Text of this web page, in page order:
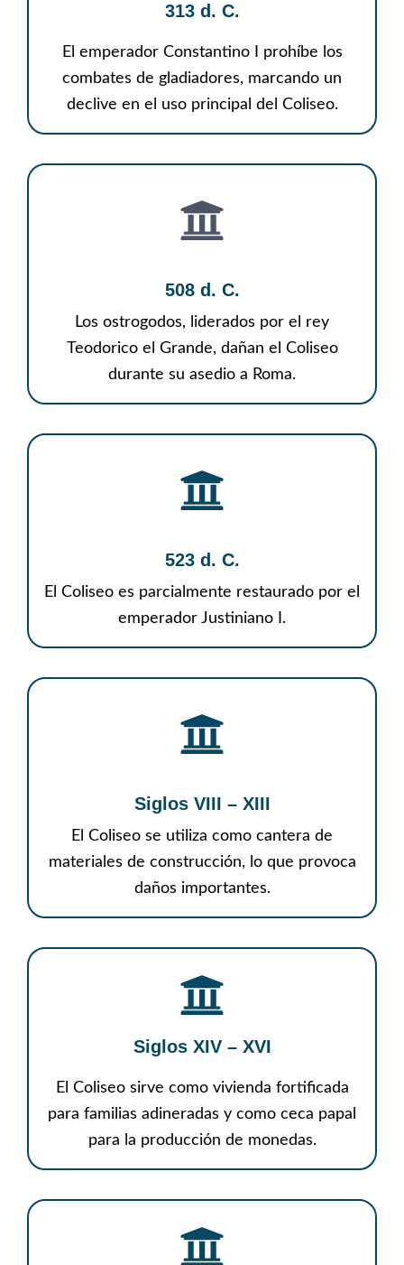
313 d. C.
El emperador Constantino I prohíbe los
combates de gladiadores, marcando un
declive en el uso principal del Coliseo.
508 d. C.
Los ostrogodos, liderados por el rey
Teodorico el Grande, dañan el Coliseo
durante su asedio a Roma.
523 d. C.
El Coliseo es parcialmente restaurado por el
emperador Justiniano I.
Siglos VIII – XIII
El Coliseo se utiliza como cantera de
materiales de construcción, lo que provoca
daños importantes.
Siglos XIV – XVI
El Coliseo sirve como vivienda fortificada
para familias adineradas y como ceca papal
para la producción de monedas.